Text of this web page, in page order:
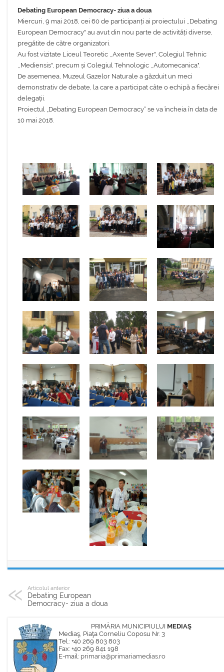
Debating European Democracy- ziua a doua
Miercuri, 9 mai 2018, cei 60 de participanți ai proiectului ,,Debating
European Democracy" au avut din nou parte de activități diverse,
pregătite de către organizatori.
Au fost vizitate Liceul Teoretic ,,Axente Sever", Colegiul Tehnic
,,Mediensis", precum și Colegiul Tehnologic ,,Automecanica".
De asemenea, Muzeul Gazelor Naturale a găzduit un meci
demonstrativ de debate, la care a participat câte o echipă a fiecărei
delegații.
Proiectul „Debating European Democracy“ se va încheia în data de
10 mai 2018.
Articolul anterior
Debating European
Democracy- ziua a doua
PRIMĂRIA MUNICIPIULUI MEDIAŞ
Mediaş, Piaţa Corneliu Coposu Nr. 3
Tel.: +40 269 803 803
Fax: +40 269 841 198
E-mail: primaria@primariamedias.ro